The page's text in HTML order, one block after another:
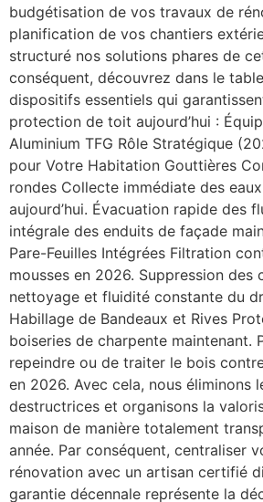
budgétisation de vos travaux de
planification de vos chantiers
structuré nos solutions phares de
conséquent, découvrez dans le
dispositifs essentiels qui
protection de toit aujourd’hui :
Aluminium TFG Rôle Stratégique
pour Votre Habitation Gouttières
rondes Collecte immédiate des
aujourd’hui. Évacuation rapide des
intégrale des enduits de façade
Pare-Feuilles Intégrées Filtration
mousses en 2026. Suppression des
nettoyage et fluidité constante du
Habillage de Bandeaux et Rives
boiseries de charpente maintenant.
repeindre ou de traiter le bois
en 2026. Avec cela, nous éliminons
destructrices et organisons la
maison de manière totalement
année. Par conséquent, centraliser
rénovation avec un artisan certifié
garantie décennale représente la